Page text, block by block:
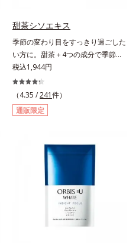
甜茶シソエキス
季節の変わり目をすっきり過ごした
い方に。甜茶＋4つの成分で季節に
負けない健康づくりを。GODポリ
フェノールを含むバラ科の甜茶に加
え、3種の植物成分（シソ種子エキ
ス、シジュウムグァバエキス、黄杞
葉エキス）とビタミンEを配合しま
作用。眠くなることもないので、仕
事はもちろん車を運転するときにも
大丈夫。いつでも気軽に摂れます。
気になる不快感に直接アプローチし
て、季節に負けない健康づくりを応
援します。「ムズムズしそうで窓を
開けるのがコワイ」「ティッシュと
マスクが手放せない」「買い物に行
税込1,944円
（4.35 /241件）
通販限定